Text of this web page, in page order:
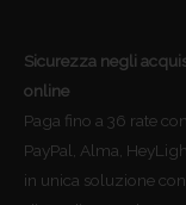
Sicurezza negli
online
Paga fino a 36 rate
PayPal, Alma,
in unica soluzione